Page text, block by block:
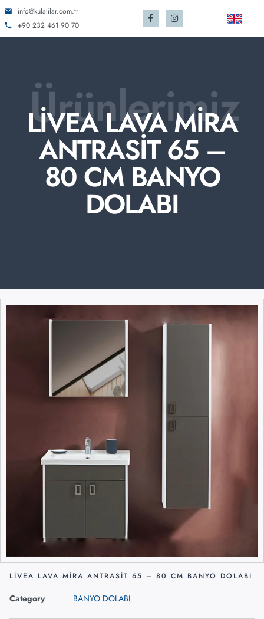
info@kulalilar.com.tr
+90 232 461 90 70
Ürünlerimiz
LİVEA LAVA MİRA
ANTRASİT 65 –
80 CM BANYO
DOLABI
LİVEA LAVA MİRA ANTRASİT 65 – 80 CM BANYO DOLABI
Category BANYO DOLABI